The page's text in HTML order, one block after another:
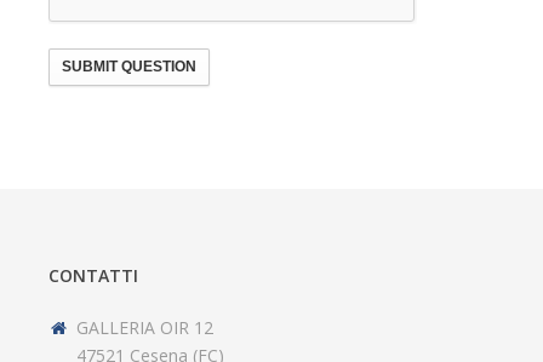
SUBMIT QUESTION
CONTATTI
GALLERIA OIR 12
47521 Cesena (FC)